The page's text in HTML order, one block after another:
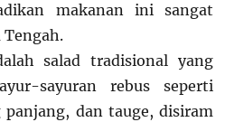
makanan ini sangat
Tengah.
salad tradisional yang
sayuran rebus seperti
panjang, dan tauge, disiram